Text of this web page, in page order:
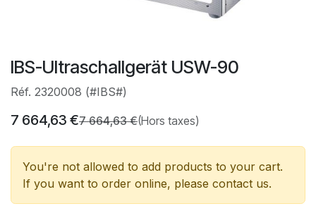
IBS-Ultraschallgerät USW-90
Réf. 2320008 (#IBS#)
7 664,63 €7 664,63€(Hors taxes)
You're not allowed to add products to your cart.
If you want to order online, please contact us.